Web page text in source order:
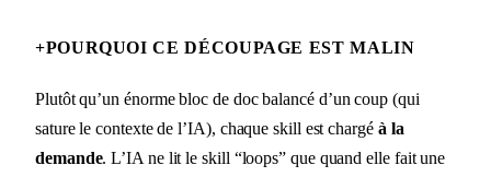
+POURQUOI CE DÉCOUPAGE EST MALIN
Plutôt qu’un énorme bloc de doc balancé d’un coup (qui
sature le contexte de l’IA), chaque skill est chargé à la
demande. L’IA ne lit le skill “loops” que quand elle fait une